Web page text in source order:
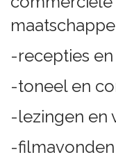
-recepties
-toneel en
-lezingen en
-